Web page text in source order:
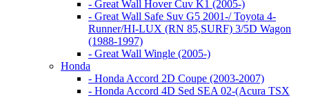
- Great Wall Hover Cuv K1 (2005-)
- Great Wall Safe Suv G5 2001-/ Toyota 4-
Runner/HI-LUX (RN 85,SURF) 3/5D Wagon
(1988-1997)
- Great Wall Wingle (2005-)
Honda
- Honda Accord 2D Coupe (2003-2007)
- Honda Accord 4D Sed SEA 02-(Acura TSX